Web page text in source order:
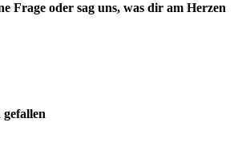
Frage oder sag uns, was dir am Herzen